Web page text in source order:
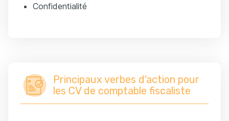
Confidentialité
Principaux verbes d'action pour
les CV de comptable fiscaliste